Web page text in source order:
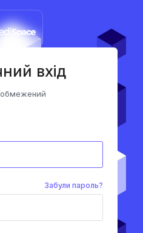
вхід
Забули пароль?